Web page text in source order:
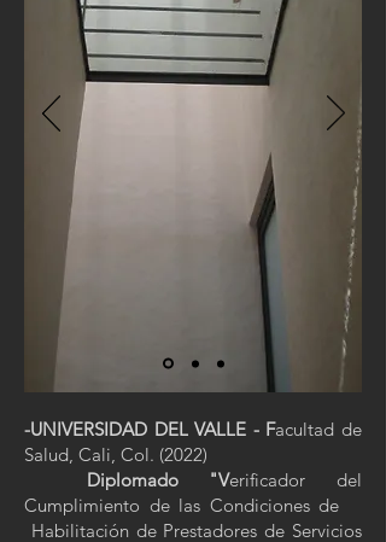
-UNIVERSIDAD DEL VALLE - Facultad de
Salud, Cali, Col. (2022)
Diplomado "Verificador del
Cumplimiento de las Condiciones de
Habilitación de Prestadores de Servicios